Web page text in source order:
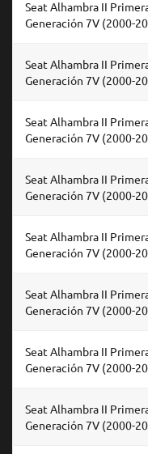
Seat Alhambra II
Generación 7V (2000-
Seat Alhambra II
Generación 7V (2000-
Seat Alhambra II
Generación 7V (2000-
Seat Alhambra II
Generación 7V (2000-
Seat Alhambra II
Generación 7V (2000-
Seat Alhambra II
Generación 7V (2000-
Seat Alhambra II
Generación 7V (2000-
Seat Alhambra II
Generación 7V (2000-